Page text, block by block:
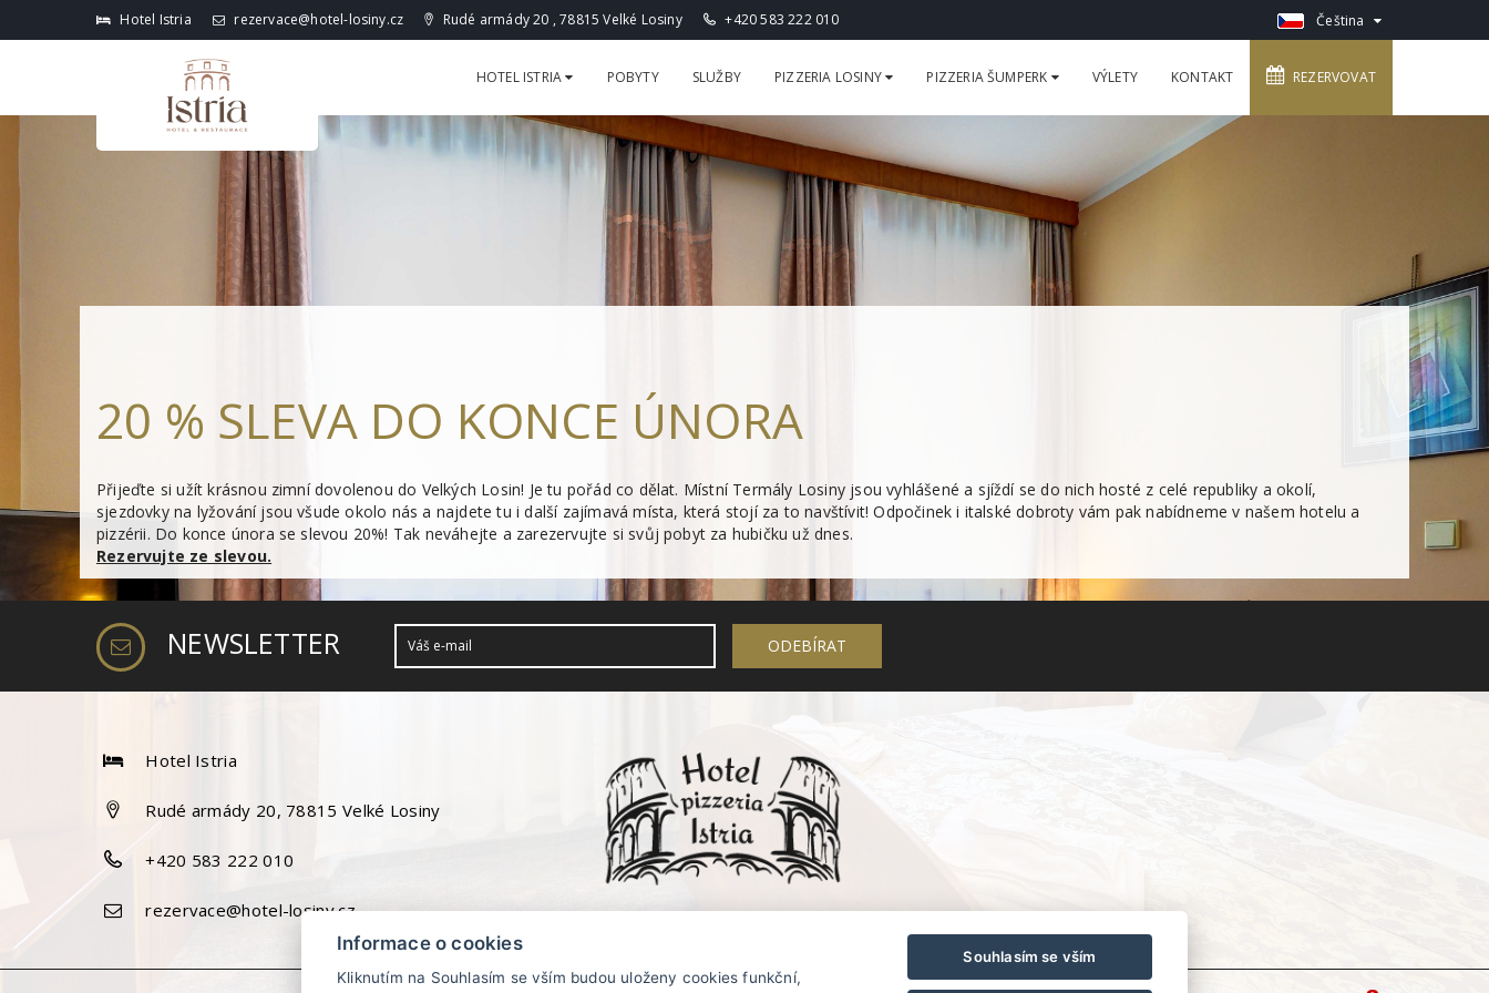
Hotel Istria rezervace@hotel-losiny.cz Rudé armády 20 , 78815 Velké Losiny +420 583 222 010 Čeština
HOTEL ISTRIA POBYTY SLUŽBY PIZZERIA LOSINY PIZZERIA ŠUMPERK VÝLETY KONTAKT REZERVOVAT
20 % SLEVA DO KONCE ÚNORA
Přijeďte si užít krásnou zimní dovolenou do Velkých Losin! Je tu pořád co dělat. Místní Termály Losiny jsou vyhlášené a sjíždí se do nich hosté z celé republiky a okolí,
sjezdovky na lyžování jsou všude okolo nás a najdete tu i další zajímavá místa, která stojí za to navštívit! Odpočinek i italské dobroty vám pak nabídneme v našem hotelu a
pizzérii. Do konce února se slevou 20%! Tak neváhejte a zarezervujte si svůj pobyt za hubičku už dnes.
Rezervujte ze slevou.
NEWSLETTER
Hotel Istria
Rudé armády 20, 78815 Velké Losiny
+420 583 222 010
rezervace@hotel-losiny.cz
Informace o cookies
Kliknutím na Souhlasím se vším budou uloženy cookies funkční,
Souhlasím se vším